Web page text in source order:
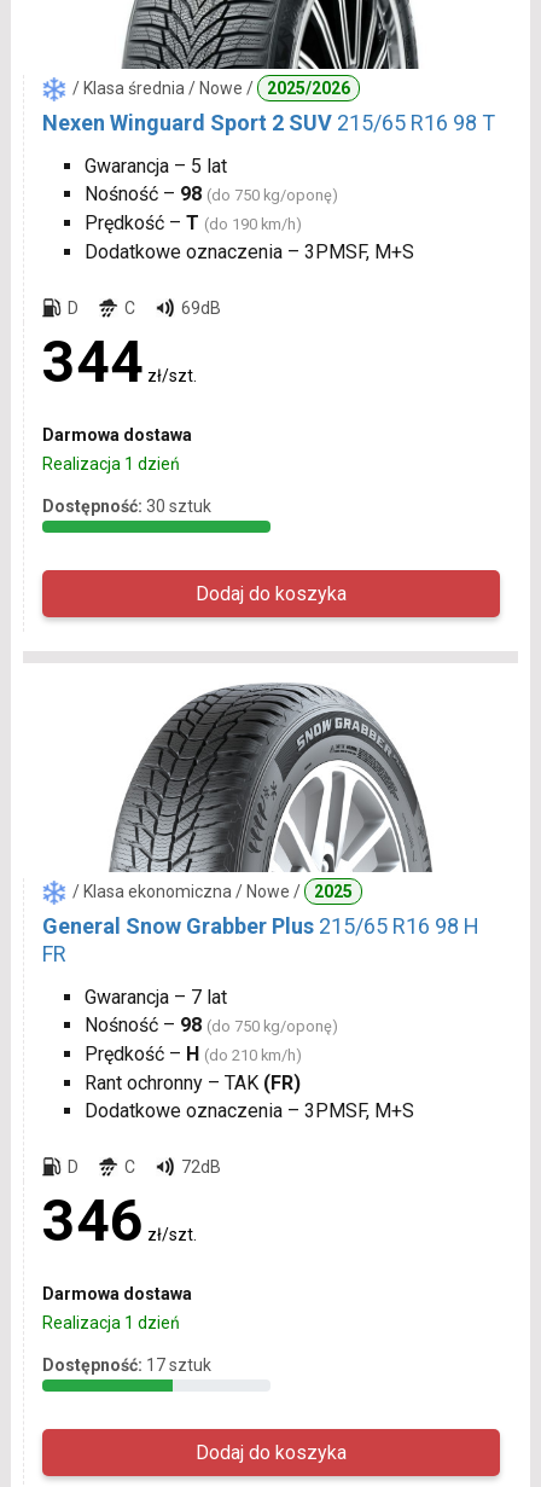
/ Klasa średnia / Nowe / 2025/2026
Nexen Winguard Sport 2 SUV 215/65 R16 98 T
Gwarancja – 5 lat
Nośność – 98 (do 750 kg/oponę)
Prędkość – T (do 190 km/h)
Dodatkowe oznaczenia – 3PMSF, M+S
D C 69dB
344 zł/szt.
Darmowa dostawa
Realizacja 1 dzień
Dostępność: 30 sztuk
/ Klasa ekonomiczna / Nowe / 2025
General Snow Grabber Plus 215/65 R16 98 H
FR
Gwarancja – 7 lat
Nośność – 98 (do 750 kg/oponę)
Prędkość – H (do 210 km/h)
Rant ochronny – TAK (FR)
Dodatkowe oznaczenia – 3PMSF, M+S
D C 72dB
346 zł/szt.
Darmowa dostawa
Realizacja 1 dzień
Dostępność: 17 sztuk